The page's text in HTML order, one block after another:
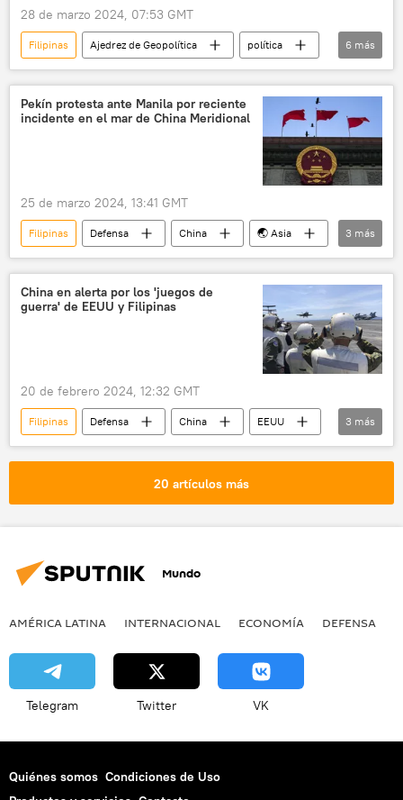
28 de marzo 2024, 07:53 GMT
Filipinas Ajedrez de Geopolítica
política
seguridad
Antony J. Blinken
China
EEUU
Universidad Nacional Autónoma de México (UNAM)
6 más
Pekín protesta ante Manila por reciente
incidente en el mar de China Meridional
25 de marzo 2024, 13:41 GMT
Filipinas Defensa China
🌏 Asia
🛡️ Zonas de conflicto
disputa marítima
disputa territorial
3 más
China en alerta por los 'juegos de
guerra' de EEUU y Filipinas
20 de febrero 2024, 12:32 GMT
Filipinas Defensa China
EEUU
🌏 Asia
Fuerzas Armadas de China
3 más
20 artículos más
Mundo
AMÉRICA LATINA INTERNACIONAL ECONOMÍA DEFENSA
Telegram Twitter VK
Quiénes somos Condiciones de Uso